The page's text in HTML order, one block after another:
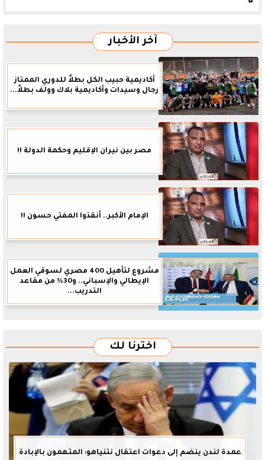
آخر الأخبار
أكاديمية حبيب الكل بطلاً للدوري الممتاز
رجال وسيدات وأكاديمية بلاك وولف بطلاً...
مصر بين نيران الإقليم وحكمة الدولة !!
الإمام الأكبر.. أنقذوا المفتي حسون !!
مشروع لتأهيل 400 مصري لسوقي العمل
الإيطالي والإسباني.. و30% من مقاعد
التدريب...
اخترنا لك
عمدة لندن ينضم إلى دعوات اعتقال نتنياهو: المتهمون بالإبادة